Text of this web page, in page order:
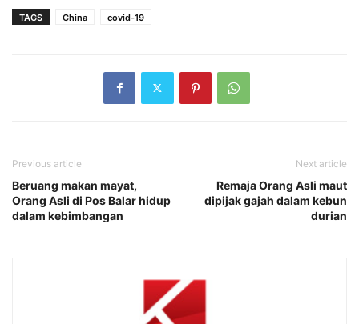
TAGS China covid-19
Previous article
Beruang makan mayat,
Orang Asli di Pos Balar hidup
dalam kebimbangan
Next article
Remaja Orang Asli maut
dipijak gajah dalam kebun
durian